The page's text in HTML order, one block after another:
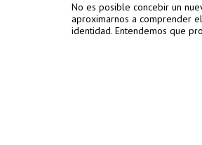
No es posible concebir un
aproximarnos a comprender
identidad. Entendemos que